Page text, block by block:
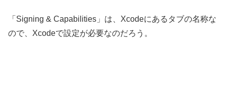
「Signing & Capabilities」は、Xcodeにあるタブの名称な
ので、Xcodeで設定が必要なのだろう。